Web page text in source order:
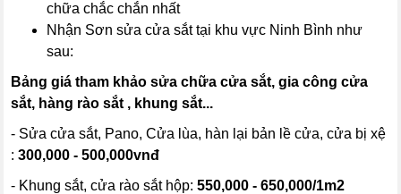
chữa chắc chắn nhất
Nhận Sơn sửa cửa sắt tại khu vực Ninh Bình như
sau:
Bảng giá tham khảo sửa chữa cửa sắt, gia công cửa
sắt, hàng rào sắt , khung sắt...
- Sửa cửa sắt, Pano, Cửa lùa, hàn lại bản lề cửa, cửa bị xệ
:300,000 - 500,000vnđ
- Khung sắt, cửa rào sắt hộp:550,000 - 650,000/1m2